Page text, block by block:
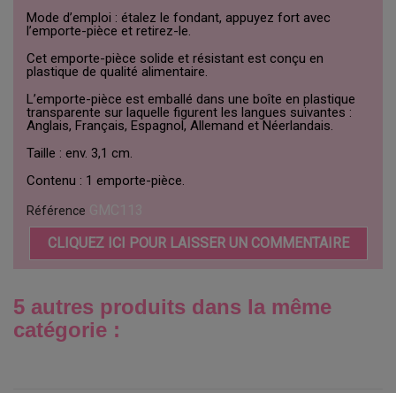
Mode d’emploi : étalez le fondant, appuyez fort avec
l’emporte-pièce et retirez-le.
Cet emporte-pièce solide et résistant est conçu en
plastique de qualité alimentaire.
L’emporte-pièce est emballé dans une boîte en plastique
transparente sur laquelle figurent les langues suivantes :
Anglais, Français, Espagnol, Allemand et Néerlandais.
Taille : env. 3,1 cm.
Contenu : 1 emporte-pièce.
Référence
CLIQUEZ ICI POUR LAISSER UN COMMENTAIRE
5 autres produits dans la même
catégorie :